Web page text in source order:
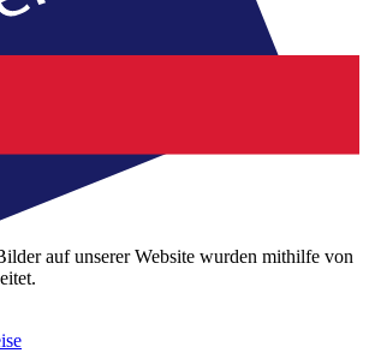
auf unserer Website wurden mithilfe von